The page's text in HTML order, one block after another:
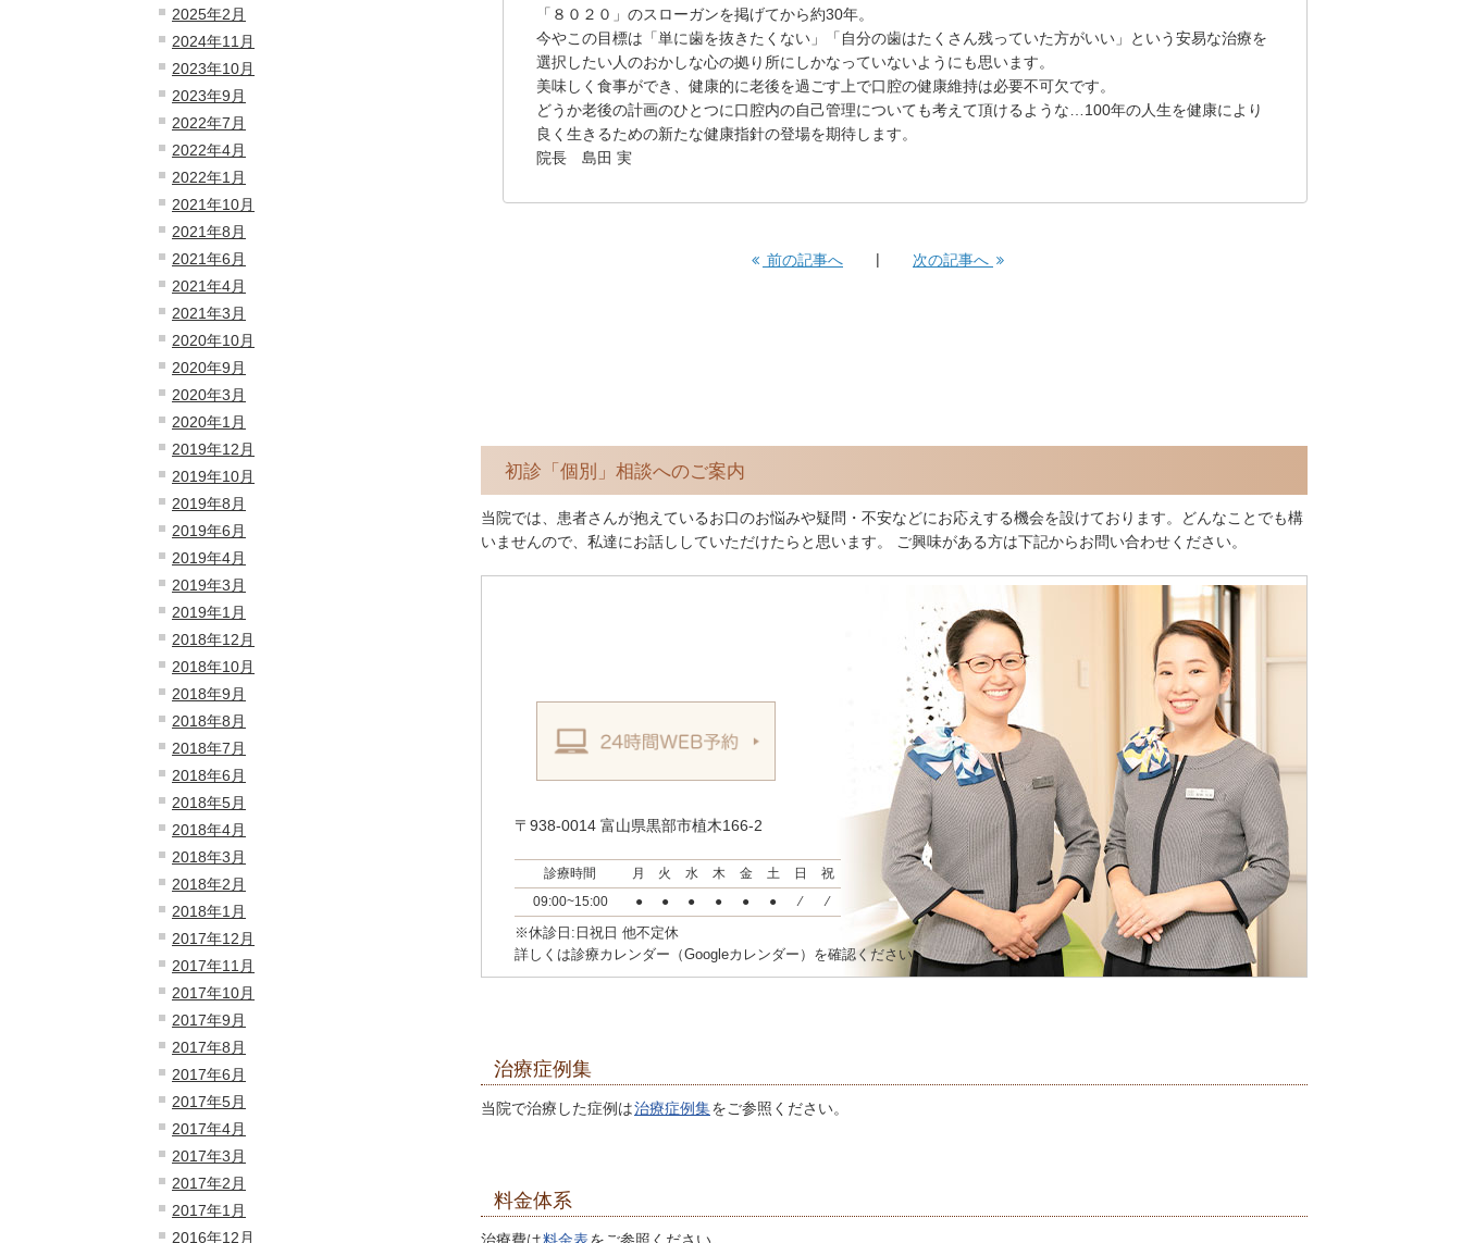
2025年2月
2024年11月
2023年10月
2023年9月
2022年7月
2022年4月
2022年1月
2021年10月
2021年8月
2021年6月
2021年4月
2021年3月
2020年10月
2020年9月
2020年3月
2020年1月
2019年12月
2019年10月
2019年8月
2019年6月
2019年4月
2019年3月
2019年1月
2018年12月
2018年10月
2018年9月
2018年8月
2018年7月
2018年6月
2018年5月
2018年4月
2018年3月
2018年2月
2018年1月
2017年12月
2017年11月
2017年10月
2017年9月
2017年8月
2017年6月
2017年5月
2017年4月
2017年3月
2017年2月
2017年1月
2016年12月
「８０２０」のスローガンを掲げてから約30年。
今やこの目標は「単に歯を抜きたくない」「自分の歯はたくさん残っていた方がいい」という安易な治療を
選択したい人のおかしな心の拠り所にしかなっていないようにも思います。
美味しく食事ができ、健康的に老後を過ごす上で口腔の健康維持は必要不可欠です。
どうか老後の計画のひとつに口腔内の自己管理についても考えて頂けるような…100年の人生を健康により
良く生きるための新たな健康指針の登場を期待します。
院長 島田 実
前の記事へ 次の記事へ
初診「個別」相談へのご案内
当院では、患者さんが抱えているお口のお悩みや疑問・不安などにお応えする機会を設けております。どんなことでも構
いませんので、私達にお話ししていただけたらと思います。 ご興味がある方は下記からお問い合わせください。
〒938-0014 富山県黒部市植木166-2
診療時間 月 火 水 木 金 土 日
祝
09:00~15:00
● ● ● ● ● ● ⁄ ⁄
※休診日:日祝日 他不定休
詳しくは診療カレンダー（Googleカレンダー）を確認ください。
治療症例集
当院で治療した症例は治療症例集をご参照ください。
料金体系